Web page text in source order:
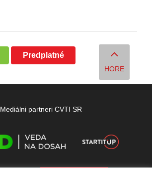
Predplatné
HORE
Mediálni partneri CVTI SR